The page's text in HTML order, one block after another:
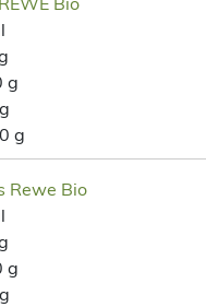
g
g
Rewe Bio
g